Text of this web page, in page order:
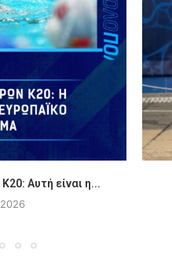
Αυτή είναι η...